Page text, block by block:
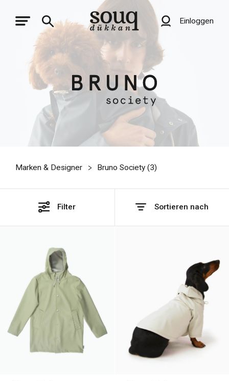
Einloggen
Marken & Designer Bruno Society (3)
Filter Sortieren nach